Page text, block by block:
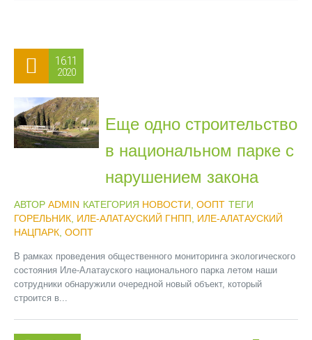
16.11
2020
Еще одно строительство
в национальном парке с
нарушением закона
АВТОР ADMIN КАТЕГОРИЯ НОВОСТИ ООПТ ТЕГИ
ГОРЕЛЬНИК ИЛЕ-АЛАТАУСКИЙ ГНПП
ИЛЕ-АЛАТАУСКИЙ
НАЦПАРК ООПТ
В рамках проведения общественного мониторинга экологического
состояния Иле-Алатауского национального парка летом наши
сотрудники обнаружили очередной новый объект, который
строится в...